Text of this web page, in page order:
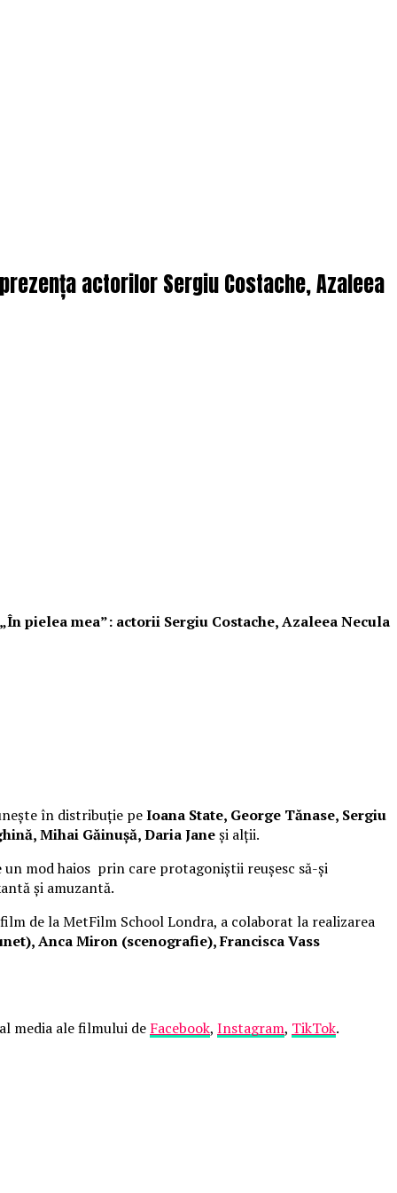
actorilor Sergiu Costache, Azaleea
pielea mea”: actorii Sergiu Costache, Azaleea Necula
în distribuție peIoana State, George Tănase, Sergiu
Mihai Găinușă, Daria Janeși alții.
un mod haios prin care protagoniștii reușesc să-și
și amuzantă.
de la MetFilm School Londra, a colaborat la realizarea
Anca Miron (scenografie), Francisca Vass
media ale filmului de Facebook, Instagram, TikTok.